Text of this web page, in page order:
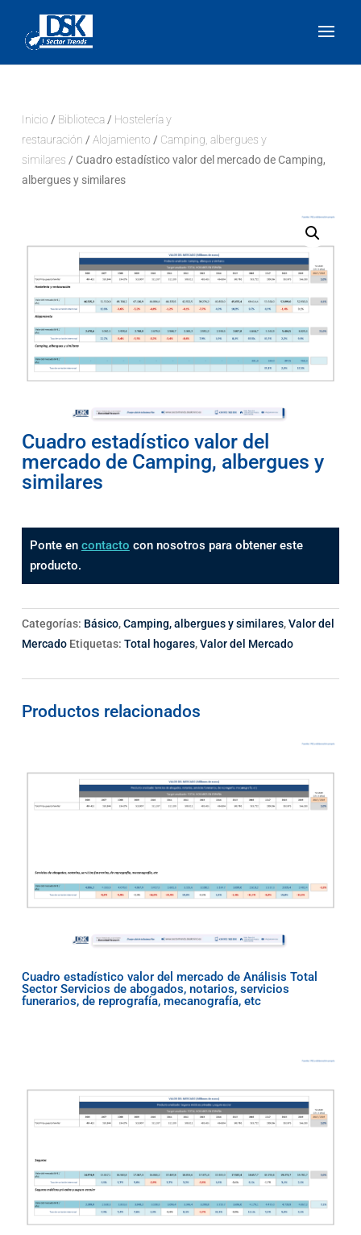
Inicio / Biblioteca/ Hostelería y
restauración / Alojamiento / Camping, albergues y
similares / Cuadro estadístico valor del mercado de Camping,
albergues y similares
Cuadro estadístico valor del
mercado de Camping, albergues y
similares
Ponte en contacto con nosotros para obtener este
producto.
Categorías: Básico,Camping, albergues y similares,Valor del
Mercado Etiquetas: Total hogares,Valor del Mercado
Productos relacionados
Cuadro estadístico valor del mercado de Análisis Total
Sector Servicios de abogados, notarios, servicios
funerarios, de reprografía, mecanografía, etc